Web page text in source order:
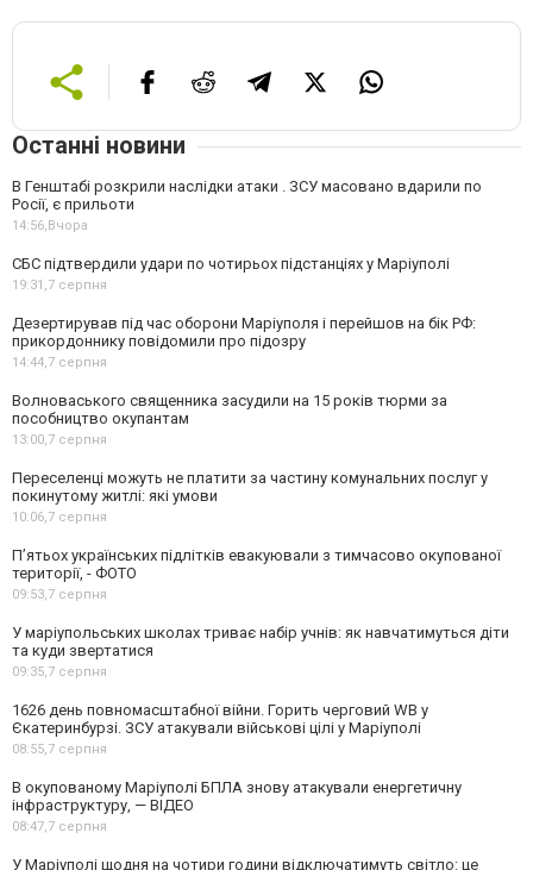
Останні новини
В Генштабі розкрили наслідки атаки . ЗСУ масовано вдарили по
Росії, є прильоти
14:56,Вчора
СБС підтвердили удари по чотирьох підстанціях у Маріуполі
19:31,7 серпня
Дезертирував під час оборони Маріуполя і перейшов на бік РФ:
прикордоннику повідомили про підозру
14:44,7 серпня
Волноваського священника засудили на 15 років тюрми за
пособництво окупантам
13:00,7 серпня
Переселенці можуть не платити за частину комунальних послуг у
покинутому житлі: які умови
10:06,7 серпня
П’ятьох українських підлітків евакуювали з тимчасово окупованої
території, - ФОТО
09:53,7 серпня
У маріупольських школах триває набір учнів: як навчатимуться діти
та куди звертатися
09:35,7 серпня
1626 день повномасштабної війни. Горить черговий WB у
Єкатеринбурзі. ЗСУ атакували військові цілі у Маріуполі
08:55,7 серпня
В окупованому Маріуполі БПЛА знову атакували енергетичну
інфраструктуру, — ВІДЕО
08:47,7 серпня
У Маріуполі щодня на чотири години відключатимуть світло: це